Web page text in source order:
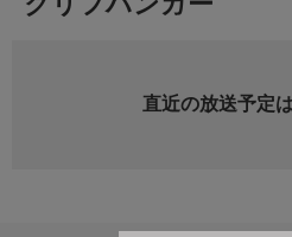
直近の放送予定